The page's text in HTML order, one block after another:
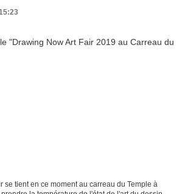
se tient en ce moment au carreau du Temple à